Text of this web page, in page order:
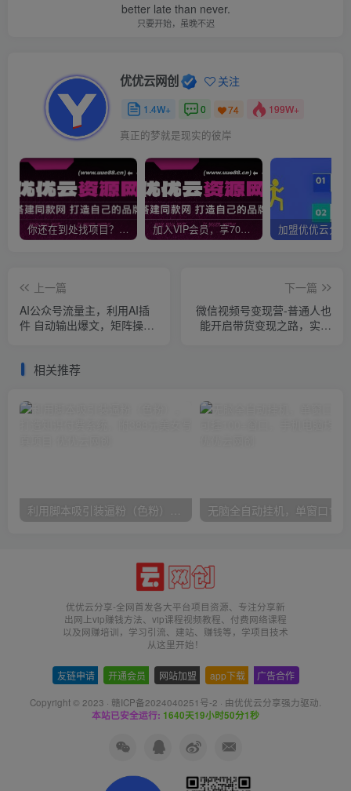
better late than never.
只要开始，虽晚不迟
优优云网创 关注
1.4W+ 0 74 199W+
真正的梦就是现实的彼岸
你还在到处找项目？还在当韭菜？我靠网创资源站一个月收入5万+，曾经我也是个失败者。 加入VIP会员，享70%的推广提成，免费学习多种网上创业课程，菜鸟秒变大神！
上一篇
AI公众号流量主，利用AI插
件 自动输出爆文，矩阵操
下一篇
微信视频号变现营-普通人也
能开启带货变现之路，实现
相关推荐
优优云分享-全网首发各大平台项目资源、专注分享新
出网上vip赚钱方法、vip课程视频教程、付费网络课程
以及网赚培训，学习引流、建站、赚钱等，学项目技术
从这里开始！
友链申请 开通会员 网站加盟 app下载 广告合作
Copyright © 2023 · 赣ICP备2024040251号-2 · 由优优云分享强力驱动.
本站已安全运行: 1640天19小时50分2秒